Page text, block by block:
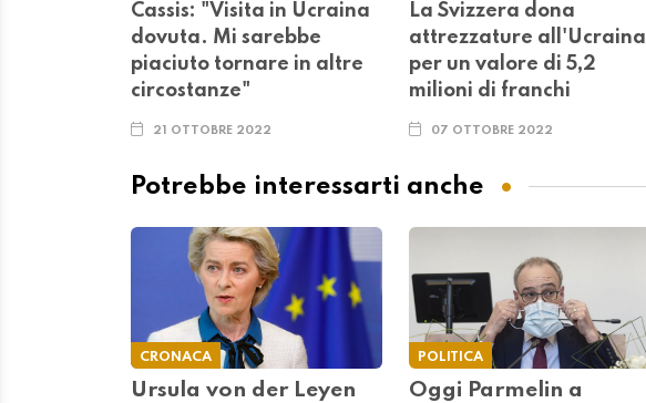
Cassis: "Visita in Ucraina
dovuta. Mi sarebbe
piaciuto tornare in altre
circostanze"
21 OTTOBRE 2022
La Svizzera dona
attrezzature all'Ucraina
per un valore di 5,2
milioni di franchi
07 OTTOBRE 2022
Potrebbe interessarti anche
CRONACA
Ursula von der Leyen
POLITICA
Oggi Parmelin a